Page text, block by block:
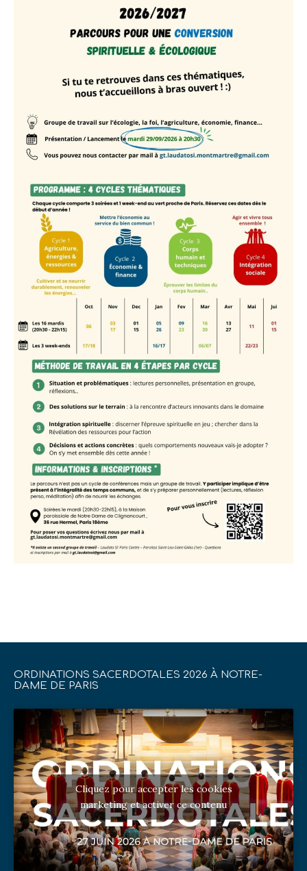
ORDINATIONS SACERDOTALES 2026 À NOTRE-
DAME DE PARIS
Cliquez pour accepter les cookies
marketing et activer ce contenu